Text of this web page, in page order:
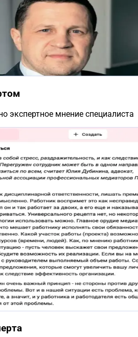
экспертное мнение специалиста